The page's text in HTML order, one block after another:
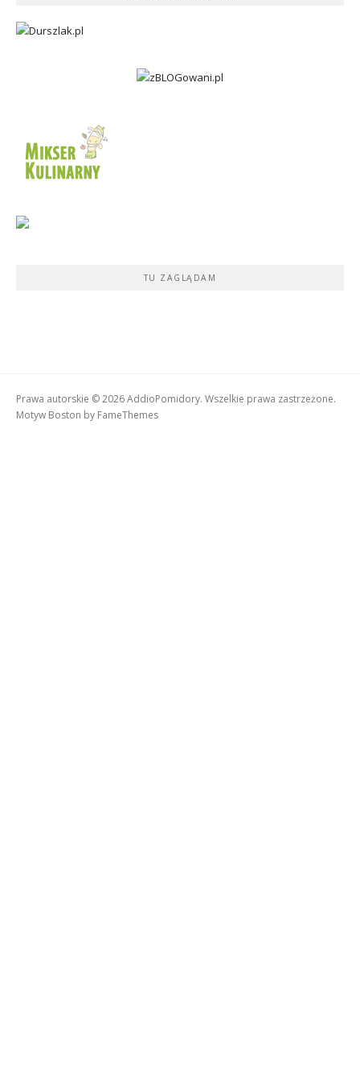
TU ZAGLĄDAM
Prawa autorskie © 2026 AddioPomidory. Wszelkie prawa zastrzeżone.
Motyw Boston by FameThemes